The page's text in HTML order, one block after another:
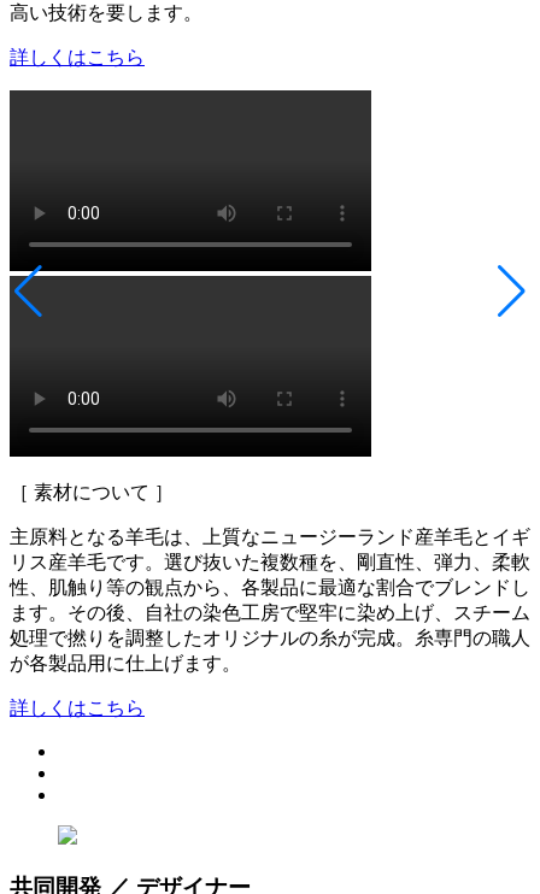
高い技術を要します。
詳しくはこちら
［ 素材について ］
主原料となる羊毛は、上質なニュージーランド産羊毛とイギ
リス産羊毛です。選び抜いた複数種を、剛直性、弾力、柔軟
性、肌触り等の観点から、各製品に最適な割合でブレンドし
ます。その後、自社の染色工房で堅牢に染め上げ、スチーム
処理で撚りを調整したオリジナルの糸が完成。糸専門の職人
が各製品用に仕上げます。
詳しくはこちら
共同開発 ／ デザイナー